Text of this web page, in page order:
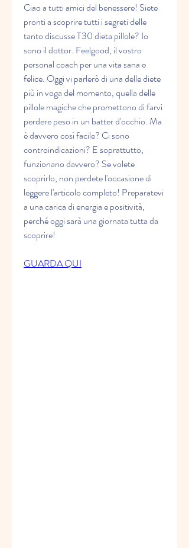
Ciao a tutti amici del benessere! Siete
pronti a scoprire tutti i segreti delle
tanto discusse T30 dieta pillole? Io
sono il dottor. Feelgood, il vostro
personal coach per una vita sana e
felice. Oggi vi parlerò di una delle diete
più in voga del momento, quella delle
pillole magiche che promettono di farvi
perdere peso in un batter d'occhio. Ma
è davvero così facile? Ci sono
controindicazioni? E soprattutto,
funzionano davvero? Se volete
scoprirlo, non perdete l'occasione di
leggere l'articolo completo! Preparatevi
a una carica di energia e positività,
perché oggi sarà una giornata tutta da
scoprire!
GUARDA QUI